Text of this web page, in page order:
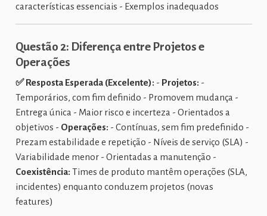
características essenciais - Exemplos inadequados
Questão 2: Diferença entre Projetos e
Operações
✅ Resposta Esperada (Excelente): - Projetos: -
Temporários, com fim definido - Promovem mudança -
Entrega única - Maior risco e incerteza - Orientados a
objetivos - Operações: - Contínuas, sem fim predefinido -
Prezam estabilidade e repetição - Níveis de serviço (SLA) -
Variabilidade menor - Orientadas a manutenção -
Coexistência: Times de produto mantêm operações (SLA,
incidentes) enquanto conduzem projetos (novas
features)